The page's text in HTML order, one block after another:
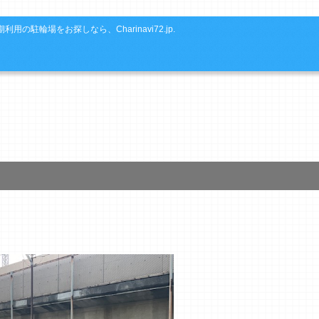
利用の駐輪場をお探しなら、Charinavi72.jp.